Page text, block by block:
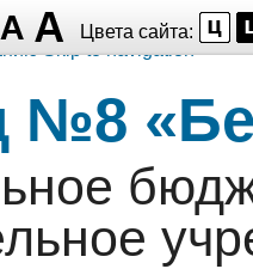
Цвета сайта:
Skip to navigation
№8